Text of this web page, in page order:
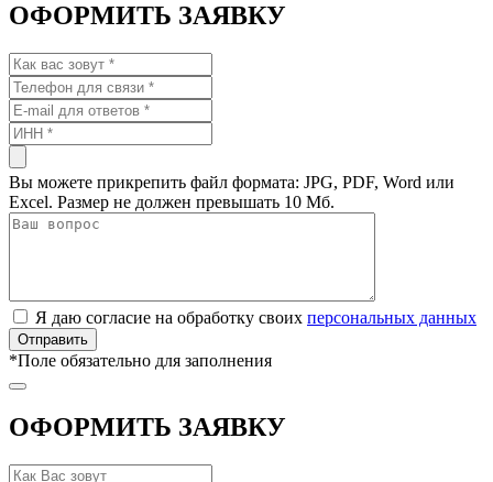
ОФОРМИТЬ ЗАЯВКУ
Вы можете прикрепить файл формата: JPG, PDF, Word или
Excel. Размер не должен превышать 10 Мб.
Я даю согласие на обработку своих персональных данных
*Поле обязательно для заполнения
ОФОРМИТЬ ЗАЯВКУ